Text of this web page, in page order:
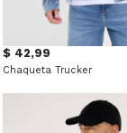
$ 42,99
Chaqueta Trucker